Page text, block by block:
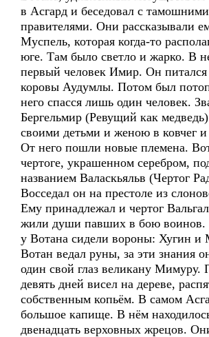
в Асгард и беседовал с тамошними
правителями. Они рассказывали
Муспель, которая когда-то
юге. Там было светло и жарко. В
первый человек Имир. Он
коровы Аудумлы. Потом был
него спасся лишь один человек.
Бергельмир (Ревущий как
своими детьми и женою в ковчег
От него пошли новые племена.
чертоге, украшенном серебром,
названием Валаскьяльв (Чертог
Восседал он на престоле из
Ему принадлежал и чертог
жили души павших в бою воинов.
у Вотана сидели вороны: Хугин и
Вотан ведал руны, за эти знания
один свой глаз великану Мимуру.
девять дней висел на дереве,
собственным копьём. В самом
большое капище. В нём
двенадцать верховных жрецов.